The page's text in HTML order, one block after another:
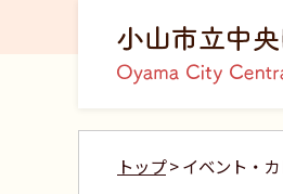
トップ> イベント・